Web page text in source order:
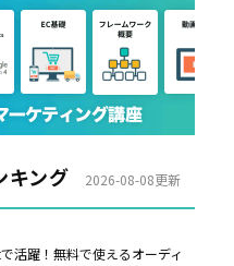
キング 2026-08-08更新
活躍！無料で使えるオーディ